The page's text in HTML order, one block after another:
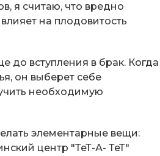
я считаю, что вредно
на плодовитость
до вступления в брак. Когда
он выберет себе
необходимую
элементарные вещи:
центр "ТеТ-А- ТеТ"